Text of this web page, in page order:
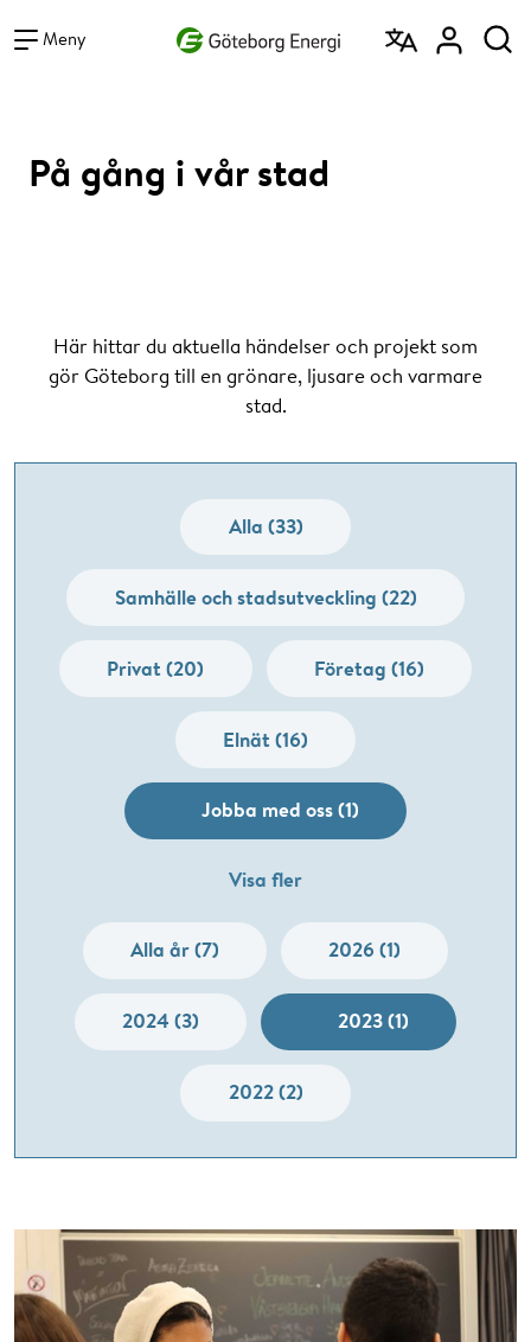
Meny
På gång i vår stad
Här hittar du aktuella händelser och projekt som
gör Göteborg till en grönare, ljusare och varmare
stad.
Alla (33)
Samhälle och stadsutveckling (22)
Privat (20) Företag (16)
Elnät (16)
Jobba med oss (1)
Visa fler
Alla år (7) 2026 (1)
2024 (3) 2023 (1)
2022 (2)